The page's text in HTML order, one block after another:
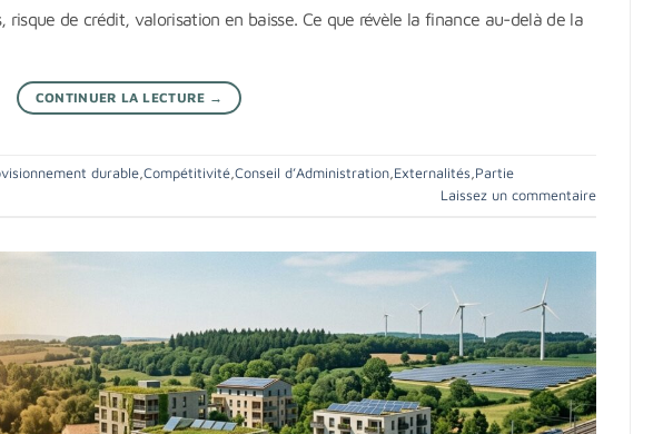
de crédit, valorisation en baisse. Ce que révèle la finance au-delà de la
CONTINUER LA LECTURE →
durable,Compétitivité,Conseil d’Administration,Externalités,Partie
Laissez un commentaire